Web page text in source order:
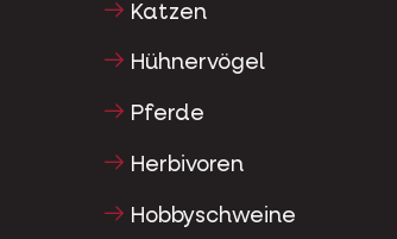
Katzen
Hühnervögel
Pferde
Herbivoren
Hobbyschweine